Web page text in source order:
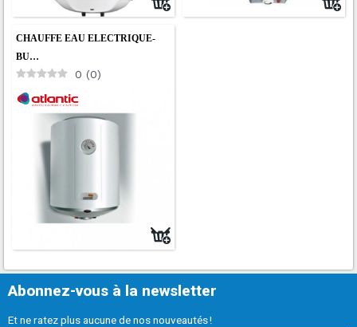
CHAUFFE EAU ELECTRIQUE-
BU…
0 (0)
Abonnez-vous à la newsletter
Et ne ratez plus aucune de nos nouveautés !